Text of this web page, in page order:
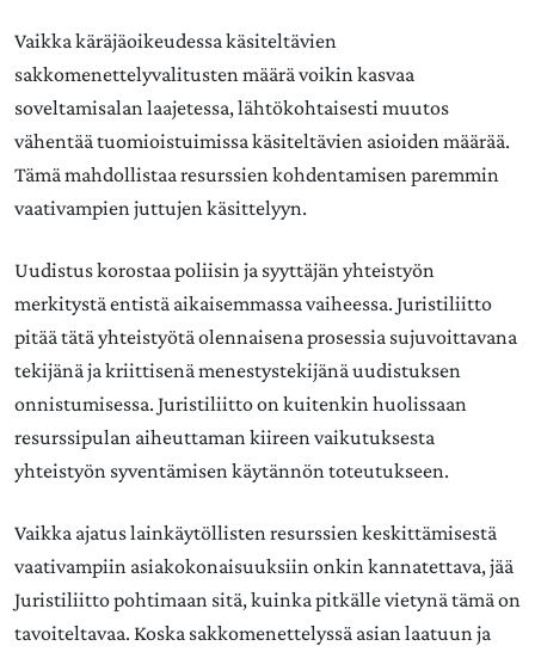
Vaikka käräjäoikeudessa käsiteltävien
sakkomenettelyvalitusten määrä voikin kasvaa
soveltamisalan laajetessa, lähtökohtaisesti muutos
vähentää tuomioistuimissa käsiteltävien asioiden määrää.
Tämä mahdollistaa resurssien kohdentamisen paremmin
vaativampien juttujen käsittelyyn.
Uudistus korostaa poliisin ja syyttäjän yhteistyön
merkitystä entistä aikaisemmassa vaiheessa. Juristiliitto
pitää tätä yhteistyötä olennaisena prosessia sujuvoittavana
tekijänä ja kriittisenä menestystekijänä uudistuksen
onnistumisessa. Juristiliitto on kuitenkin huolissaan
resurssipulan aiheuttaman kiireen vaikutuksesta
yhteistyön syventämisen käytännön toteutukseen.
Vaikka ajatus lainkäytöllisten resurssien keskittämisestä
vaativampiin asiakokonaisuuksiin onkin kannatettava, jää
Juristiliitto pohtimaan sitä, kuinka pitkälle vietynä tämä on
tavoiteltavaa. Koska sakkomenettelyssä asian laatuun ja